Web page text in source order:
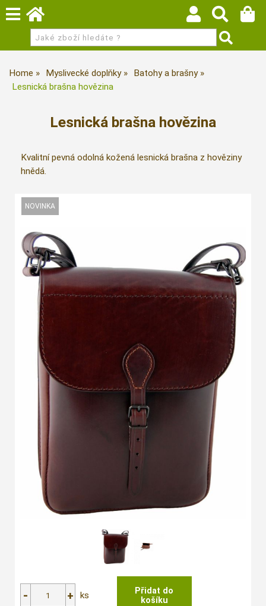
Home Myslivecké doplňky
Batohy a brašny
Lesnická brašna hovězina
Lesnická brašna hovězina
Kvalitní pevná odolná kožená lesnická brašna z hověziny
hnědá.
ks